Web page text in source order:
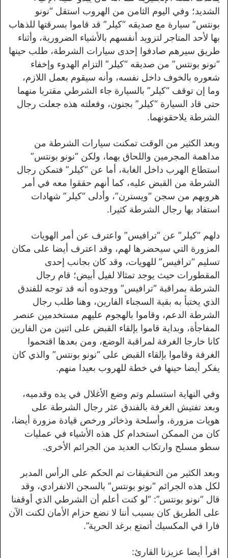
الشديد؛ وفي اليوم الثامن من الهروب استقل “نونو
بونتس” سيارة مع صديقه “كيلر” قد قاموا بسرقتها للذهاب
بها لأحد المتاجر لتزويد أنفسهم بالأشياء الضرورية، وأثناء
طريق سيرهم صادفوا إحدى سيارات الشرطة، طلب حينها
“نونو بونتس” من صديقه “كيلر” التزام الهدوء وإخفاء
شعوره بالخوف داخل نفسه، وأنه سيقوم بعمل اللازم،
وما إن توقف “كيلر” بالسيارة جاء الشرطي مقتربا منهما
حتى قاد السيارة “كيلر” بجنون، وفعلته هذه جعلت رجال
الشرطة يلاحقونهما.
وبعد الكثير من الوقت تمكنت سيارات الشرطة من
مداهمة المجرمين واللحاق بهما، ولكن “نونو بونتس”
استطاع الهرب داخل الغابة، أما عن “كيلر” فتمكن رجال
الشرطة من القبض عليه، كما أنهم حققوا معه في أمر
هروبهم من سجن “ويسترن”، وأدلى “كيلر” شهادات
استفاد بها رجال الشرطة كثيرا.
دلهم “كيلر” عن “ترافيس” واعترف عن أمر الهويات
المزورة التي سيحضرها لهم، وقد اعترف أيضا على مكان
تسليم “ترافيس” للهويات، وقد كان بجانب إحدى
المقطورات حيث يوجد تمثالا لفيل أبيض؛ قام رجال
الشرطة بمراقبة “ترافيس” ووجدوه أنه قد توجه للفندق
الذي يختبأ به بقية السجناء الفارين، وهنا طلب رجال
الشرطة الدعم، وقاموا بالهجوم عليهم مستخدمين عنصر
المفاجأة، وبداية قاموا بإلقاء القبض على اثنين من الفارين
كانا خارجا الغرفة لمراقبة الوضع، ومن بعدها اقتحموا
الغرفة وقاموا بإلقاء القبض على “نونو بونتس” والذي كان
يفكر أيضا حينها في خطة للهروب بعيدا منهم.
وفي النهاية استسلم وتم وضع الأغلال في يده وقدميه،
وبعد تفتيش الغرفة بالفندق عثر رجال الشرطة على
هويات مزورة، وأسلحة وذخائر ورخص قيادة مزورة أيضا،
كان من الممكن استخدام كل هذه الأشياء في عمليات
سطو مسلح وارتكاب العديد من الجرائم الأخرى.
وبعد الكثير من التحقيقات تم الحكم على الرأس المدبر
لكل هذه الجرائم “نونو بونتس” بالسجن الانفرادي، وقد
قال “نونو بونتس”: “لو كنت أعلم أن الشرطي الذي أوقفنا
على الطريق كان بسبب أننا لا نضع حزام الأمان لكنت الآن
فارا في المكسيك أتمتع برغد الحرية”.
اقرأ أيضا عزيزنا القارئ: